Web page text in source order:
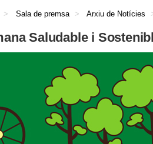
Sala de premsa Arxiu de Notícies
Saludable i